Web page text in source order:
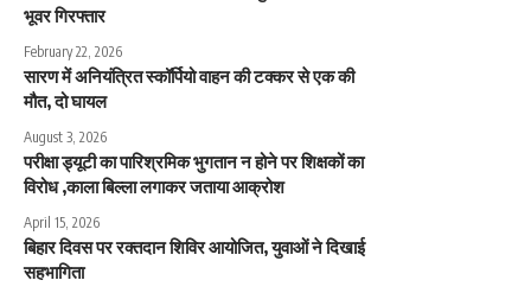
भूवर गिरफ्तार
February 22, 2026
सारण में अनियंत्रित स्कॉर्पियो वाहन की टक्कर से एक की
मौत, दो घायल
August 3, 2026
परीक्षा ड्यूटी का पारिश्रमिक भुगतान न होने पर शिक्षकों का
विरोध ,काला बिल्ला लगाकर जताया आक्रोश
April 15, 2026
बिहार दिवस पर रक्तदान शिविर आयोजित, युवाओं ने दिखाई
सहभागिता